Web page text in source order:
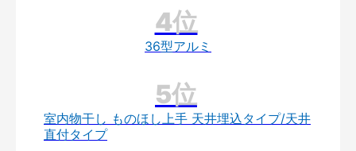
36型アルミ
室内物干し ものほし上手 天井埋込タイプ/天井
直付タイプ